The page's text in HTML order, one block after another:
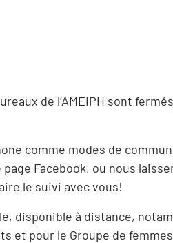
de l’AMEIPH sont fermés
comme modes de
Facebook, ou nous
le suivi avec vous!
disponible à distance,
et pour le Groupe de